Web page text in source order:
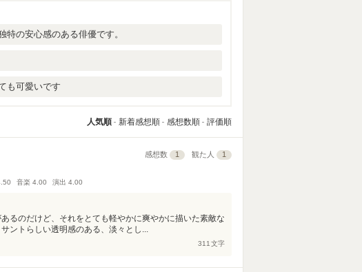
の安心感のある俳優です。
も可愛いです
人気順 新着感想順 感想数順 評価順
感想数 1 観た人 1
音楽 4.00 演出 4.00
るのだけど、それをとても軽やかに爽やかに描いた素敵な
ントらしい透明感のある、淡々とし...
311 文字